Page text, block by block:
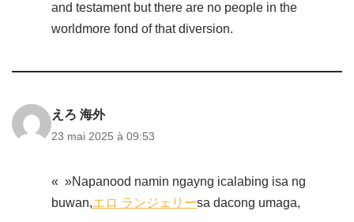
and testament but there are no people in the
worldmore fond of that diversion.
えろ 海外
23 mai 2025 à 09:53
« »Napanood namin ngayng icalabing isa ng
buwan,エロ ランジェリーsa dacong umaga,